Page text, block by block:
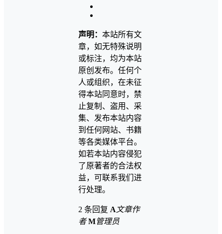
声明： 本站所有文
章，如无特殊说明
或标注，均为本站
原创发布。任何个
人或组织，在未征
得本站同意时，禁
止复制、盗用、采
集、发布本站内容
到任何网站、书籍
等各类媒体平台。
如若本站内容侵犯
了原著者的合法权
益，可联系我们进
行处理。
2 条回复 A 文章作
者 M管理员